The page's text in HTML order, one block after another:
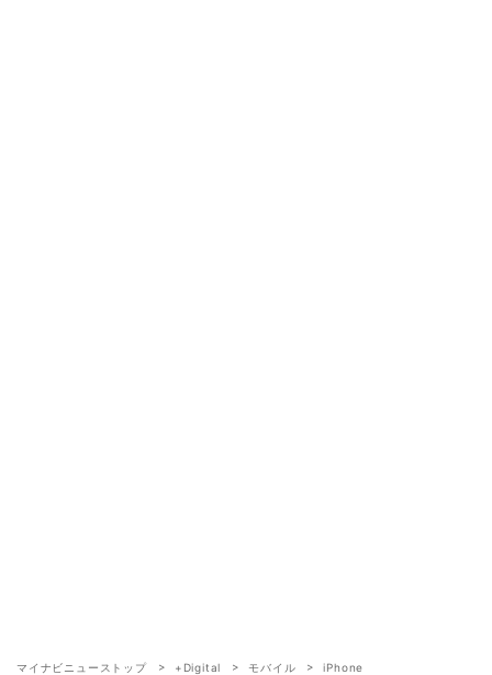
マイナビニューストップ +Digital モバイル
iPhone